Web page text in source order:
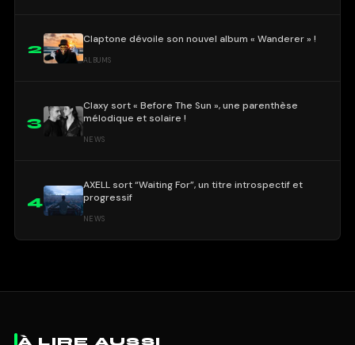
2
Claptone dévoile son nouvel album « Wanderer » !
ALBUMS
3
Claxy sort « Before The Sun », une parenthèse
mélodique et solaire !
NEWS
4
AXELL sort “Waiting For”, un titre introspectif et
progressif
NEWS
À LIRE AUSSI